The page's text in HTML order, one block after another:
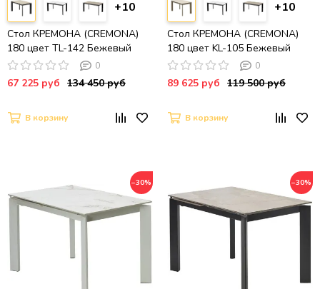
+10
Стол КРЕМОНА (CREMONA)
180 цвет TL-142 Бежевый
мрамор, испанская керамика /
ЧЕРНЫЙ, ®DISAUR
0
67 225 руб 134 450 руб
В корзину
+10
Стол КРЕМОНА (CREMONA)
180 цвет KL-105 Бежевый
мрамор, итальянская
керамика/ ТАУПЕ, ®DISAUR
0
89 625 руб 119 500 руб
В корзину
−30% −30%